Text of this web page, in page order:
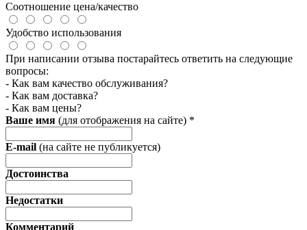
Соотношение цена/качество
Удобство использования
При написании отзыва постарайтесь ответить на следующие
вопросы:
- Как вам качество обслуживания?
- Как вам доставка?
- Как вам цены?
Ваше имя (для отображения на сайте) *
E-mail (на сайте не публикуется)
Достоинства
Недостатки
Комментарий